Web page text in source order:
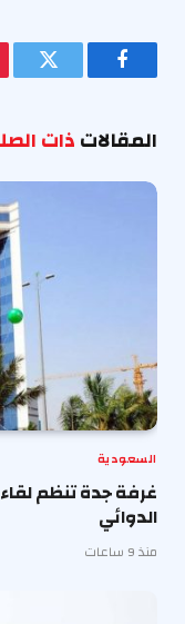
فيسبوك تويتر
المقالاتذات
السعودية
غرفة جدة تنظم
الدوائي
منذ 9 ساعات